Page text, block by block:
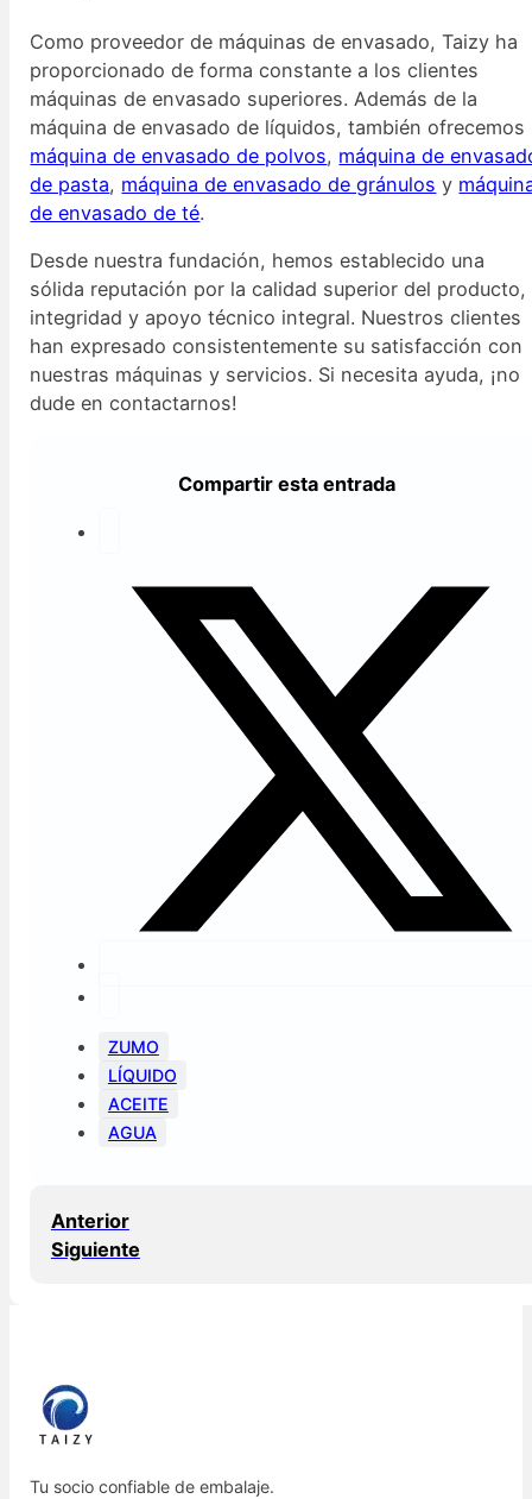
Como proveedor de máquinas de envasado, Taizy ha
proporcionado de forma constante a los clientes
máquinas de envasado superiores. Además de la
máquina de envasado de líquidos, también ofrecemos
máquina de envasado de polvos, máquina de
de pasta, máquina de envasado de gránulos y
de envasado de té.
Desde nuestra fundación, hemos establecido una
sólida reputación por la calidad superior del producto,
integridad y apoyo técnico integral. Nuestros clientes
han expresado consistentemente su satisfacción con
nuestras máquinas y servicios. Si necesita ayuda, ¡no
dude en contactarnos!
Compartir esta entrada
ZUMO
LÍQUIDO
ACEITE
AGUA
Anterior
Siguiente
Tu socio confiable de embalaje.